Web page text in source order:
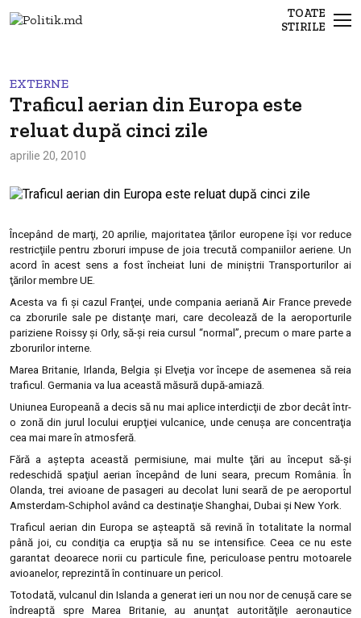
TOATE
STIRILE
EXTERNE
Traficul aerian din Europa este
reluat după cinci zile
aprilie 20, 2010
Începând de marţi, 20 aprilie, majoritatea ţărilor europene îşi vor reduce
restricţiile pentru zboruri impuse de joia trecută companiilor aeriene. Un
acord în acest sens a fost încheiat luni de miniştrii Transporturilor ai
ţărilor membre UE.
Acesta va fi şi cazul Franţei, unde compania aeriană Air France prevede
ca zborurile sale pe distanţe mari, care decolează de la aeroporturile
pariziene Roissy şi Orly, să-şi reia cursul “normal”, precum o mare parte a
zborurilor interne.
Marea Britanie, Irlanda, Belgia şi Elveţia vor începe de asemenea să reia
traficul. Germania va lua această măsură după-amiază.
Uniunea Europeană a decis să nu mai aplice interdicţii de zbor decât într-
o zonă din jurul locului erupţiei vulcanice, unde cenuşa are concentraţia
cea mai mare în atmosferă.
Fără a aştepta această permisiune, mai multe ţări au început să-şi
redeschidă spaţiul aerian începând de luni seara, precum România. În
Olanda, trei avioane de pasageri au decolat luni seară de pe aeroportul
Amsterdam-Schiphol având ca destinaţie Shanghai, Dubai şi New York.
Traficul aerian din Europa se aşteaptă să revină în totalitate la normal
până joi, cu condiţia ca erupţia să nu se intensifice. Ceea ce nu este
garantat deoarece norii cu particule fine, periculoase pentru motoarele
avioanelor, reprezintă în continuare un pericol.
Totodată, vulcanul din Islanda a generat ieri un nou nor de cenuşă care se
îndreaptă spre Marea Britanie, au anunţat autorităţile aeronautice